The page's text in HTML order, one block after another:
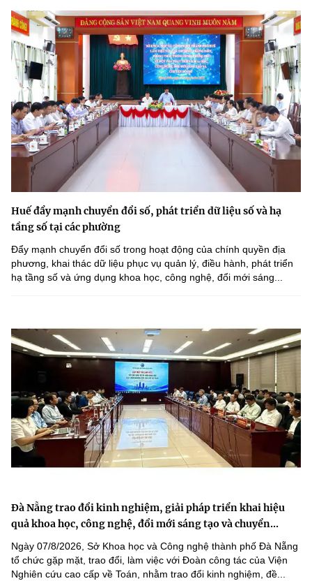
Huế đẩy mạnh chuyển đổi số, phát triển dữ liệu số và hạ
tầng số tại các phường
Đẩy mạnh chuyển đổi số trong hoạt động của chính quyền địa
phương, khai thác dữ liệu phục vụ quản lý, điều hành, phát triển
hạ tầng số và ứng dụng khoa học, công nghệ, đổi mới sáng...
Đà Nẵng trao đổi kinh nghiệm, giải pháp triển khai hiệu
quả khoa học, công nghệ, đổi mới sáng tạo và chuyển...
Ngày 07/8/2026, Sở Khoa học và Công nghệ thành phố Đà Nẵng
tổ chức gặp mặt, trao đổi, làm việc với Đoàn công tác của Viện
Nghiên cứu cao cấp về Toán, nhằm trao đổi kinh nghiệm, đề...